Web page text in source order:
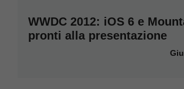
WWDC 2012: iOS 6 e
pronti alla presentazione